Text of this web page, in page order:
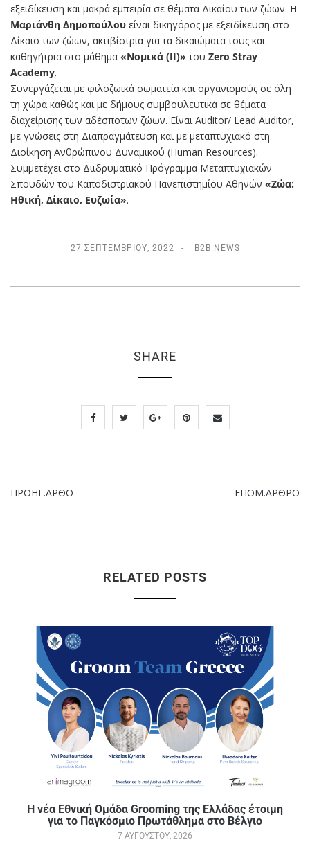
εξειδίκευση και μακρά εμπειρία σε θέματα Δικαίου των ζώων. Η
Μαριάνθη Δημοπούλου είναι δικηγόρος με εξειδίκευση στο
Δίκαιο των ζώων, ακτιβίστρια για τα δικαιώματα τους και
καθηγήτρια στο μάθημα «Νομικά (II)» του Zero Stray
Academy.
Συνεργάζεται με φιλοζωικά σωματεία και οργανισμούς σε όλη
τη χώρα καθώς και με δήμους συμβουλευτικά σε θέματα
διαχείρισης των αδέσποτων ζώων. Είναι Auditor/ Lead Auditor,
με γνώσεις στη Διαπραγμάτευση και με μεταπτυχιακό στη
Διοίκηση Ανθρώπινου Δυναμικού (Human Resources).
Συμμετέχει στο Διιδρυματικό Πρόγραμμα Μεταπτυχιακών
Σπουδών του Καποδιστριακού Πανεπιστημίου Αθηνών «Ζώα:
Ηθική, Δίκαιο, Ευζωία».
27 ΣΕΠΤΕΜΒΡΊΟΥ, 2022 B2B NEWS
SHARE
ΠΡΟΗΓ.ΑΡΘΟ ΕΠΟΜ.ΑΡΘΡΟ
RELATED POSTS
Η νέα Εθνική Ομάδα Grooming της Ελλάδας έτοιμη
για το Παγκόσμιο Πρωτάθλημα στο Βέλγιο
7 ΑΥΓΟΎΣΤΟΥ, 2026